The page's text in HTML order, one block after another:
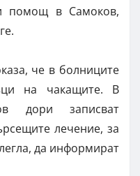
помощ в Самоков,
че в болниците
на чакащите. В
дори записват
лечение, за
да информират